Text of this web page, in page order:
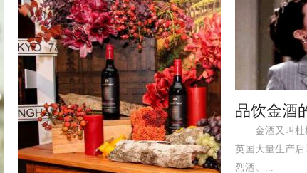
品饮金酒
金酒又叫杜
英国大量生产
烈酒。...